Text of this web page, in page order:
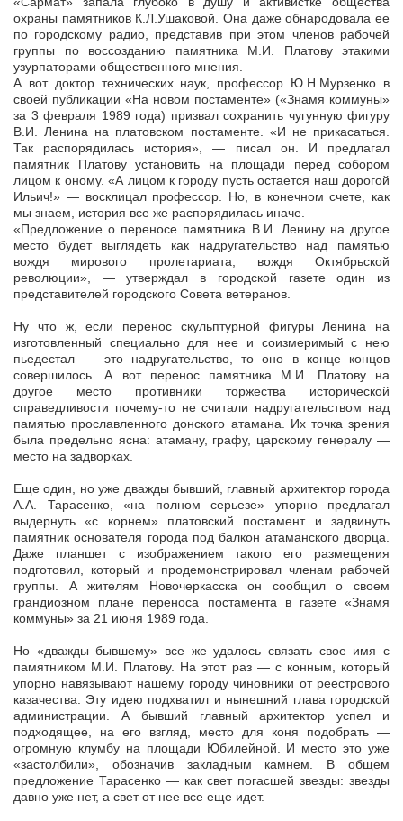
охраны памятников К.Л.Ушаковой. Она даже обнародовала ее
по городскому радио, представив при этом членов рабочей
группы по воссозданию памятника М.И. Платову этакими
узурпаторами общественного мнения.
А вот доктор технических наук, профессор Ю.Н.Мурзенко в
своей публикации «На новом постаменте» («Знамя коммуны»
за 3 февраля 1989 года) призвал сохранить чугунную фигуру
В.И. Ленина на платовском постаменте. «И не прикасаться.
Так распорядилась история», — писал он. И предлагал
памятник Платову установить на площади перед собором
лицом к оному. «А лицом к городу пусть остается наш дорогой
Ильич!» — восклицал профессор. Но, в конечном счете, как
мы знаем, история все же распорядилась иначе.
«Предложение о переносе памятника В.И. Ленину на другое
место будет выглядеть как надругательство над памятью
вождя мирового пролетариата, вождя Октябрьской
революции», — утверждал в городской газете один из
представителей городского Совета ветеранов.
Ну что ж, если перенос скульптурной фигуры Ленина на
изготовленный специально для нее и соизмеримый с нею
пьедестал — это надругательство, то оно в конце концов
совершилось. А вот перенос памятника М.И. Платову на
другое место противники торжества исторической
справедливости почему-то не считали надругательством над
памятью прославленного донского атамана. Их точка зрения
была предельно ясна: атаману, графу, царскому генералу —
место на задворках.
Еще один, но уже дважды бывший, главный архитектор города
А.А. Тарасенко, «на полном серьезе» упорно предлагал
выдернуть «с корнем» платовский постамент и задвинуть
памятник основателя города под балкон атаманского дворца.
Даже планшет с изображением такого его размещения
подготовил, который и продемонстрировал членам рабочей
группы. А жителям Новочеркасска он сообщил о своем
грандиозном плане переноса постамента в газете «Знамя
коммуны» за 21 июня 1989 года.
Но «дважды бывшему» все же удалось связать свое имя с
памятником М.И. Платову. На этот раз — с конным, который
упорно навязывают нашему городу чиновники от реестрового
казачества. Эту идею подхватил и нынешний глава городской
администрации. А бывший главный архитектор успел и
подходящее, на его взгляд, место для коня подобрать —
огромную клумбу на площади Юбилейной. И место это уже
«застолбили», обозначив закладным камнем. В общем
предложение Тарасенко — как свет погасшей звезды: звезды
давно уже нет, а свет от нее все еще идет.